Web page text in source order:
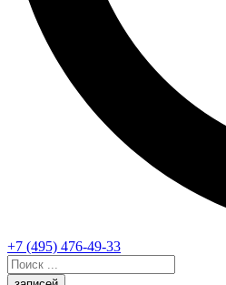
+7 (495) 476-49-33
Search
...